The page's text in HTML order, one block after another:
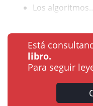
Los
Está
libro.
Para seguir